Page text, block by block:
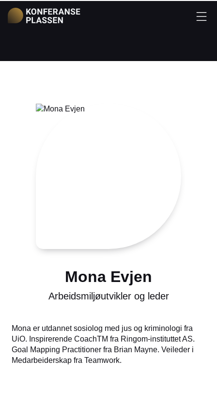
Mona Evjen
Arbeidsmiljøutvikler og leder
Mona er utdannet sosiolog med jus og kriminologi fra
UiO. Inspirerende CoachTM fra Ringom-instituttet AS.
Goal Mapping Practitioner fra Brian Mayne. Veileder i
Medarbeiderskap fra Teamwork.